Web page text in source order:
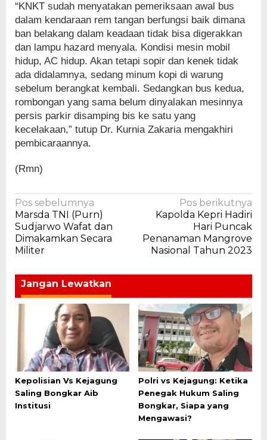
“KNKT sudah menyatakan pemeriksaan awal bus
dalam kendaraan rem tangan berfungsi baik dimana
ban belakang dalam keadaan tidak bisa digerakkan
dan lampu hazard menyala. Kondisi mesin mobil
hidup, AC hidup. Akan tetapi sopir dan kenek tidak
ada didalamnya, sedang minum kopi di warung
sebelum berangkat kembali. Sedangkan bus kedua,
rombongan yang sama belum dinyalakan mesinnya
persis parkir disamping bis ke satu yang
kecelakaan,” tutup Dr. Kurnia Zakaria mengakhiri
pembicaraannya.
(Rmn)
Navigasi
pos
Pos sebelumnya
Marsda TNI (Purn)
Sudjarwo Wafat dan
Dimakamkan Secara
Militer
Pos berikutnya
Kapolda Kepri Hadiri
Hari Puncak
Penanaman Mangrove
Nasional Tahun 2023
Jangan Lewatkan
Kepolisian Vs Kejagung
Saling Bongkar Aib
Institusi
Polri vs Kejagung: Ketika
Penegak Hukum Saling
Bongkar, Siapa yang
Mengawasi?